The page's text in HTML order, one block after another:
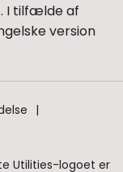
I tilfælde af
version
Utilities-logoet er